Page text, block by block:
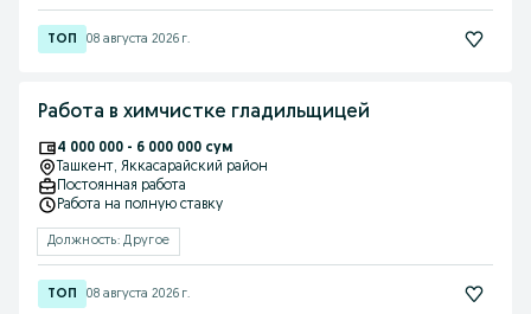
08 августа 2026 г.
Работа в химчистке гладильщицей
4 000 000 - 6 000 000 сум
Ташкент, Яккасарайский район
Постоянная работа
Работа на полную ставку
Должность: Другое
08 августа 2026 г.